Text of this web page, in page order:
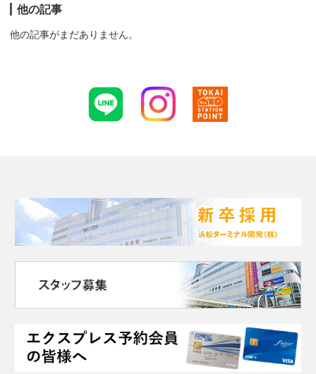
他の記事
他の記事がまだありません。